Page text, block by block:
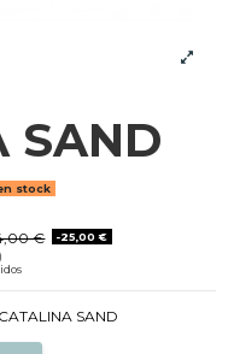
SAND
stock
€
-25,00 €
SAND